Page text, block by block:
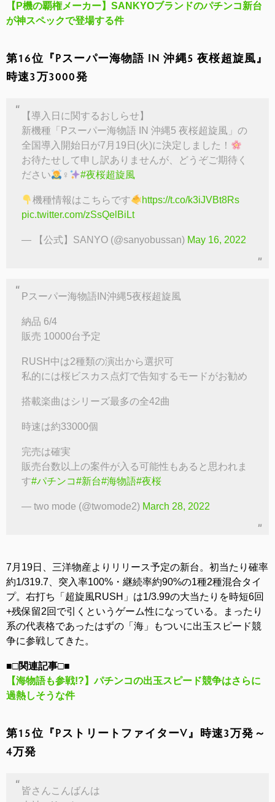
【P機の覇権メーカー】SANKYOブランドのパチンコ新台
が神スペックで登場する件
第16位『Pスーパー海物語 IN 沖縄5 夜桜超旋風』
時速3万3000発
【導入日に関するおしらせ】
新機種「Pスーパー海物語 IN 沖縄5 夜桜超旋風」の
全国導入開始日が7月19日(火)に決定しました！
お待たせして申し訳ありませんが、どうぞご期待く
ださい
‍♀️ #夜桜超旋風
機種情報はこちらです
https://t.co/k3iJVBt8Rs
pic.twitter.com/zSsQelBiLt
— 【公式】SANYO (@sanyobussan) May 16, 2022
Pスーパー海物語IN沖縄5夜桜超旋風
納品 6/4
販売 10000台予定
RUSH中は2種類の演出から選択可
私的には桜ビスカス点灯で告知するモードがお勧め
搭載楽曲はシリーズ最多の全42曲
時速は約33000個
完売は確実
販売台数以上の案件が入る可能性もあると思われま
す#パチンコ#新台#海物語#夜桜
— two mode (@twomode2) March 28, 2022
7月19日、三洋物産よりリリース予定の新台。初当たり確率
約1/319.7、突入率100%・継続率約90%の1種2種混合タイ
プ。右打ち「超旋風RUSH」は1/3.99の大当たりを時短6回
+残保留2回で引くというゲーム性になっている。まったり
系の代表格であったはずの「海」もついに出玉スピード競
争に参戦してきた。
■□関連記事□■
【海物語も参戦!?】パチンコの出玉スピード競争はさらに
過熱しそうな件
第15位『PストリートファイターV』時速3万発～
4万発
皆さんこんばんは